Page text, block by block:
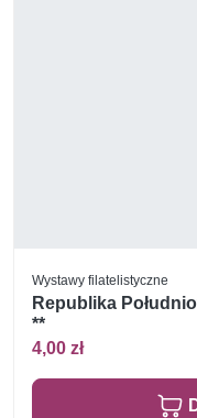
Wystawy filatelistyczne
Republika
**
4,00 zł